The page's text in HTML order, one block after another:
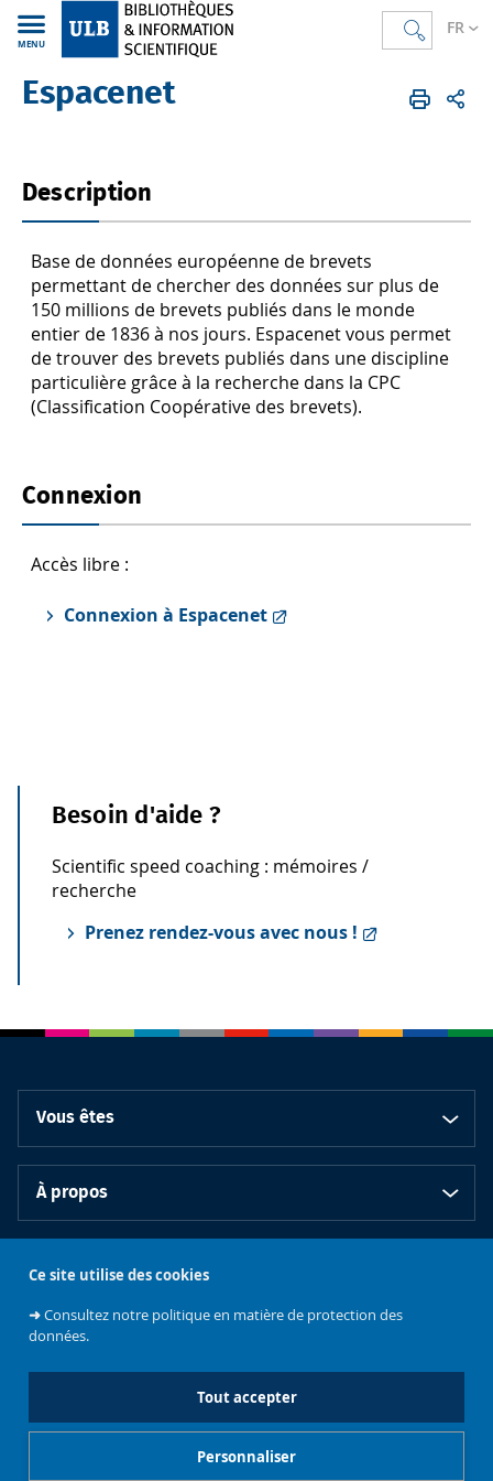
Ce site utilise des cookies
➜Consultez notre politique en matière de protection des
données.
Tout accepter
Personnaliser
FR
MENU
Bibliothèques FR BST
Espacenet
Description
Base de données européenne de brevets
permettant de chercher des données sur plus de
150 millions de brevets publiés dans le monde
entier de 1836 à nos jours. Espacenet vous permet
de trouver des brevets publiés dans une discipline
particulière grâce à la recherche dans la CPC
(Classification Coopérative des brevets).
Connexion
Accès libre :
Connexion à Espacenet
Besoin d'aide ?
Scientific speed coaching : mémoires /
recherche
Prenez rendez-vous avec nous !
Vous êtes
À propos
Bibliothèques
Contacts
stages
Événements
bibliothèques